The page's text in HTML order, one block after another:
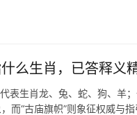
么生肖，已答释义
表生肖龙、兔、蛇、狗、羊
而“古庙旗帜”则象征权威